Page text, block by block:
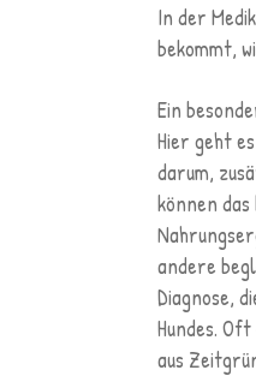
In der
bekommt,
Ein
Hier geht
darum,
können
andere
Diagnose,
Hundes.
aus